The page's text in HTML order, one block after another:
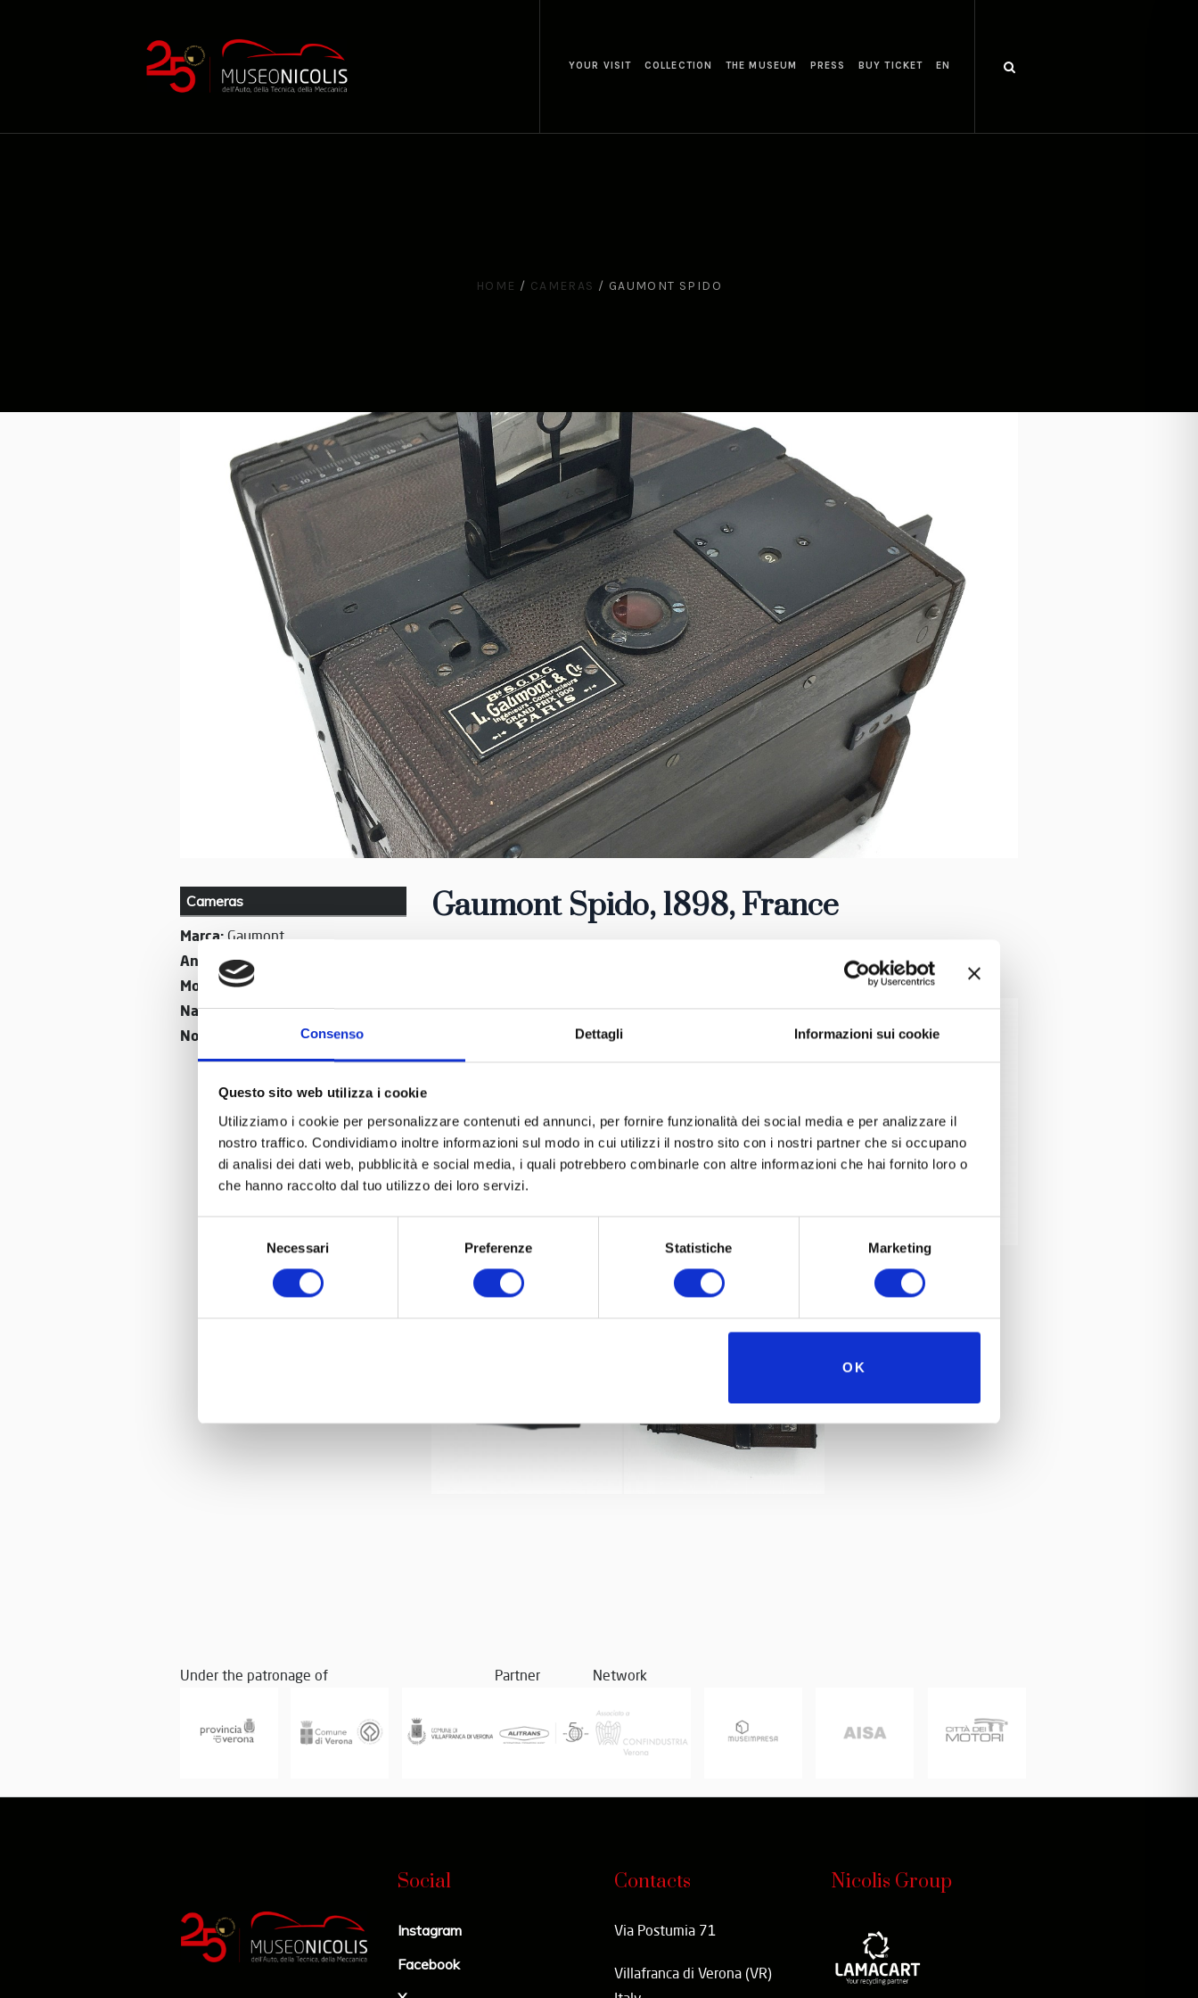
Consenso Dettagli Informazioni sui cookie
Questo sito web utilizza i cookie
Utilizziamo i cookie per personalizzare contenuti ed annunci, per fornire funzionalità dei social media e per analizzare il
nostro traffico. Condividiamo inoltre informazioni sul modo in cui utilizzi il nostro sito con i nostri partner che si occupano
di analisi dei dati web, pubblicità e social media, i quali potrebbero combinarle con altre informazioni che hai fornito loro o
che hanno raccolto dal tuo utilizzo dei loro servizi.
Necessari Preferenze Statistiche Marketing
OK
YOUR VISIT COLLECTION THE MUSEUM PRESS BUY TICKET EN
HOME / CAMERAS / GAUMONT SPIDO
Cameras
Marca: Gaumont
Anno di produzione:
Modello:Spido
Nazione:France
Nome: Gaumont Spido
Gaumont Spido, 1898, France
Under the patronage of Partner Network
Social
Instagram
Facebook
Contacts
Via Postumia 71
Villafranca di Verona (VR)
Nicolis Group